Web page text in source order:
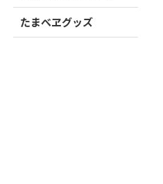
たまべヱグッズ